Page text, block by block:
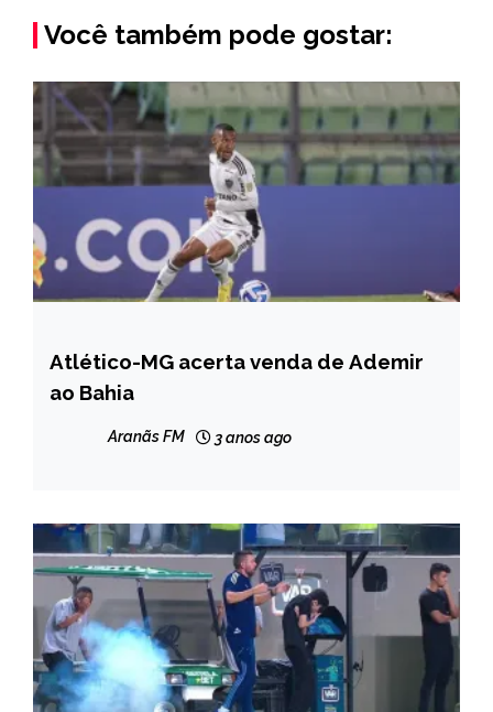
Você também pode gostar:
ESPORTES
Atlético-MG acerta venda de Ademir
ao Bahia
Aranãs FM 3 anos ago